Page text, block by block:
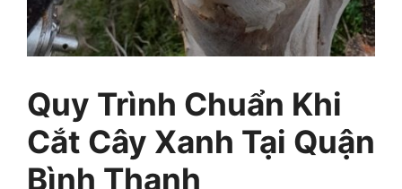
Quy Trình Chuẩn Khi
Cắt Cây Xanh Tại Quận
Bình Thạnh